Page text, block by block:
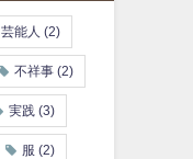
芸能人 (2)
不祥事 (2)
実践 (3)
服 (2)